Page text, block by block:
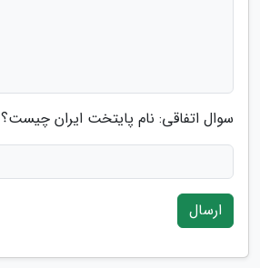
سوال اتفاقی: نام پایتخت ایران چیست؟
ارسال